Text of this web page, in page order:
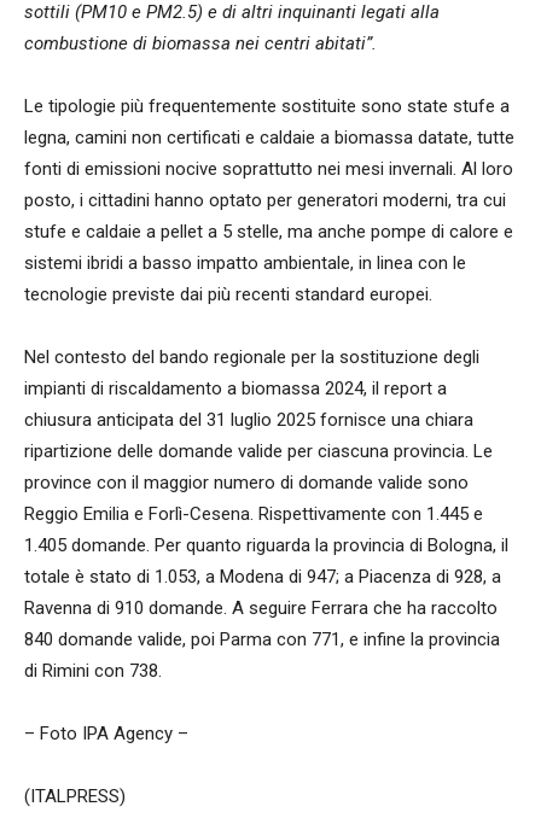
sottili (PM10 e PM2.5) e di altri inquinanti legati alla
combustione di biomassa nei centri abitati”.
Le tipologie più frequentemente sostituite sono state stufe a
legna, camini non certificati e caldaie a biomassa datate, tutte
fonti di emissioni nocive soprattutto nei mesi invernali. Al loro
posto, i cittadini hanno optato per generatori moderni, tra cui
stufe e caldaie a pellet a 5 stelle, ma anche pompe di calore e
sistemi ibridi a basso impatto ambientale, in linea con le
tecnologie previste dai più recenti standard europei.
Nel contesto del bando regionale per la sostituzione degli
impianti di riscaldamento a biomassa 2024, il report a
chiusura anticipata del 31 luglio 2025 fornisce una chiara
ripartizione delle domande valide per ciascuna provincia. Le
province con il maggior numero di domande valide sono
Reggio Emilia e Forlì-Cesena. Rispettivamente con 1.445 e
1.405 domande. Per quanto riguarda la provincia di Bologna, il
totale è stato di 1.053, a Modena di 947; a Piacenza di 928, a
Ravenna di 910 domande. A seguire Ferrara che ha raccolto
840 domande valide, poi Parma con 771, e infine la provincia
di Rimini con 738.
– Foto IPA Agency –
(ITALPRESS)